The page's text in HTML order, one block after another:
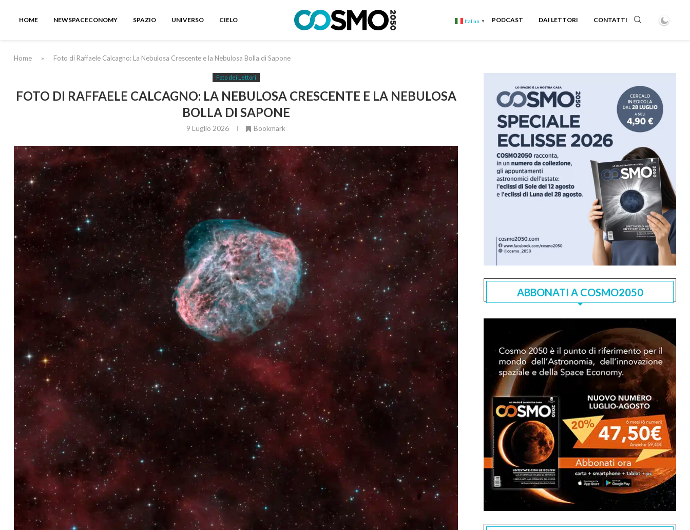
HOME NEWSPACECONOMY SPAZIO UNIVERSO CIELO Italian ▼ PODCAST DAI LETTORI CONTATTI
Home » Foto di Raffaele Calcagno: La Nebulosa Crescente e la Nebulosa Bolla di Sapone
Foto dei Lettori
FOTO DI RAFFAELE CALCAGNO: LA NEBULOSA CRESCENTE E LA NEBULOSA
BOLLA DI SAPONE
9 Luglio 2026 Bookmark
ABBONATI A COSMO2050